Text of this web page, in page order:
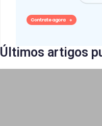
Últimos artigos